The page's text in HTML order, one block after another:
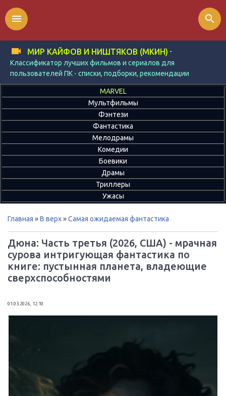
МИР КАЙФОВ И НИШТЯКОВ (МКИН) -
Классификатор лучших фильмов и сериалов для
пользователей ПК - списки, подборки, рекомендации
menu search
MARVEL
Мультфильмы
Фэнтези
Фантастика
Мелодрамы
Комедии
Боевики
Драмы
Триллеры
Ужасы
Главная »В верх»Самая ожидаемая фантастика
Дюна: Часть третья (2026, США) - мрачная
сурова интригующая фантастика по
книге: пустынная планета, владеющие
сверхспособностями
01.03.2026, 12:10